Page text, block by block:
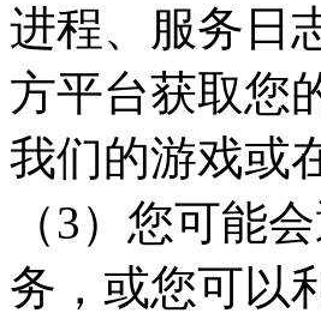
进程、服务日
方平台获取您
我们的游戏或
（3）您可能
务，或您可以